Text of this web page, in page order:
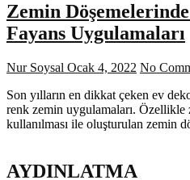
Zemin
Fayans Uygulamaları
Nur Soysal Ocak 4, 2022 No
Son yılların en dikkat çeken ev
renk zemin uygulamaları. Özellikle
kullanılması ile oluşturulan zemin
AYDINLATMA